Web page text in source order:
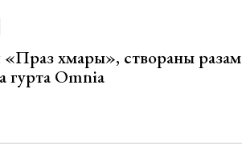
«Праз хмары», створаны разам
гурта Omnia